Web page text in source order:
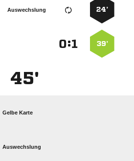
24’
Auswechslung
39’
:
45'
Gelbe Karte
Auswechslung